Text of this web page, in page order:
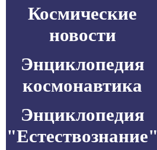
Космические
новости
Энциклопедия
космонавтика
Энциклопедия
"Естествознание"